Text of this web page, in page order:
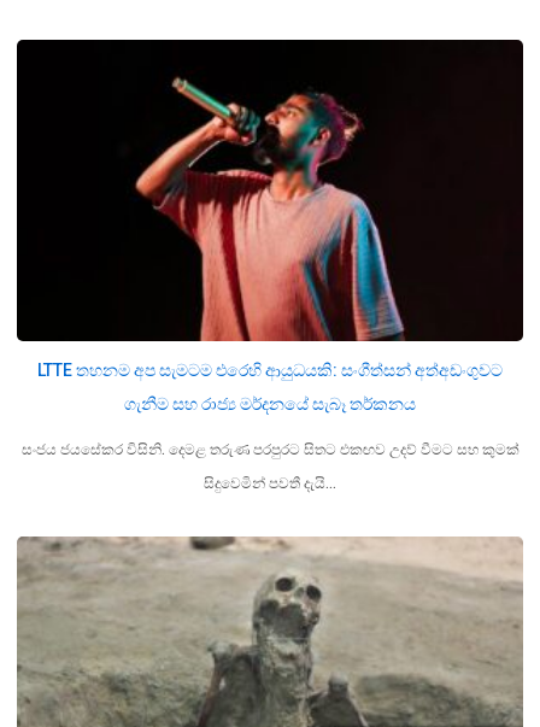
LTTE තහනම අප සැමටම එරෙහි ආයුධයකි: සංගීත්සන් අත්අඩංගුවට
ගැනීම සහ රාජ්‍ය මර්දනයේ සැබෑ තර්කනය
සංජය ජයසේකර විසිනි. දෙමළ තරුණ පරපුරට සිතට එකඟව උදව් වීමට සහ කුමක්
සිදුවෙමින් පවතී දැයි…